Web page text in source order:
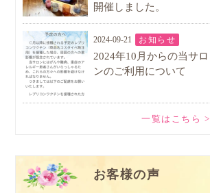
開催しました。
2024-09-21 お知らせ
2024年10月からの当サロ
ンのご利用について
一覧はこちら >
お客様の声